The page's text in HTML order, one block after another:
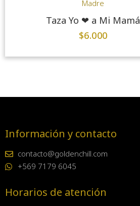
Taza Yo ❤ a Mi Mamá
$6.000
Información y contacto
contacto@goldenchill.com
+569 7179 6045
Horarios de atención